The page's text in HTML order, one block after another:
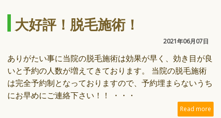
大好評！脱毛施術！
2021年06月07日
ありがたい事に当院の脱毛施術は効果が早く、効き目が良
いと予約の人数が増えてきております。 当院の脱毛施術
は完全予約制となっておりますので、予約埋まらないうち
にお早めにご連絡下さい！！ ・・・
Read more